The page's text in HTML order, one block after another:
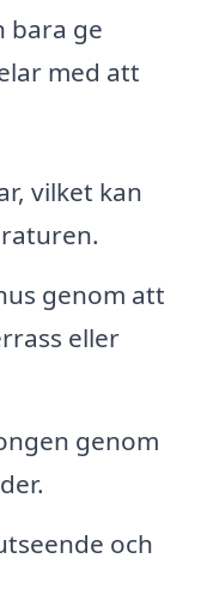
bara ge
med att
vilket kan
genom att
eller
genom
och